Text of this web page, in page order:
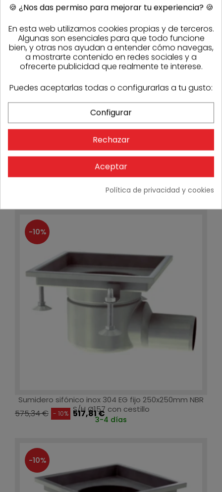
-25%
Desagüe con salida horizontal DN50/70 Schlüter
KERDI-DRAIN KD BH 5070 GVB
3-4 días
-10%
Sumidero sifónico inox 304 EG fijo 250x250mm NBR
S/H Ø157 con cestillo
575,34 € - 10% 517,81 €
3-4 días
-10%
🍪 ¿Nos das permiso para mejorar tu experiencia? 🍪
En esta web utilizamos cookies propias y de terceros.
Algunas son esenciales para que todo funcione
bien, y otras nos ayudan a entender cómo navegas,
a mostrarte contenido en redes sociales y a
ofrecerte publicidad que realmente te interese.
Puedes aceptarlas todas o configurarlas a tu gusto:
Configurar
Rechazar
Aceptar
Política de privacidad y cookies